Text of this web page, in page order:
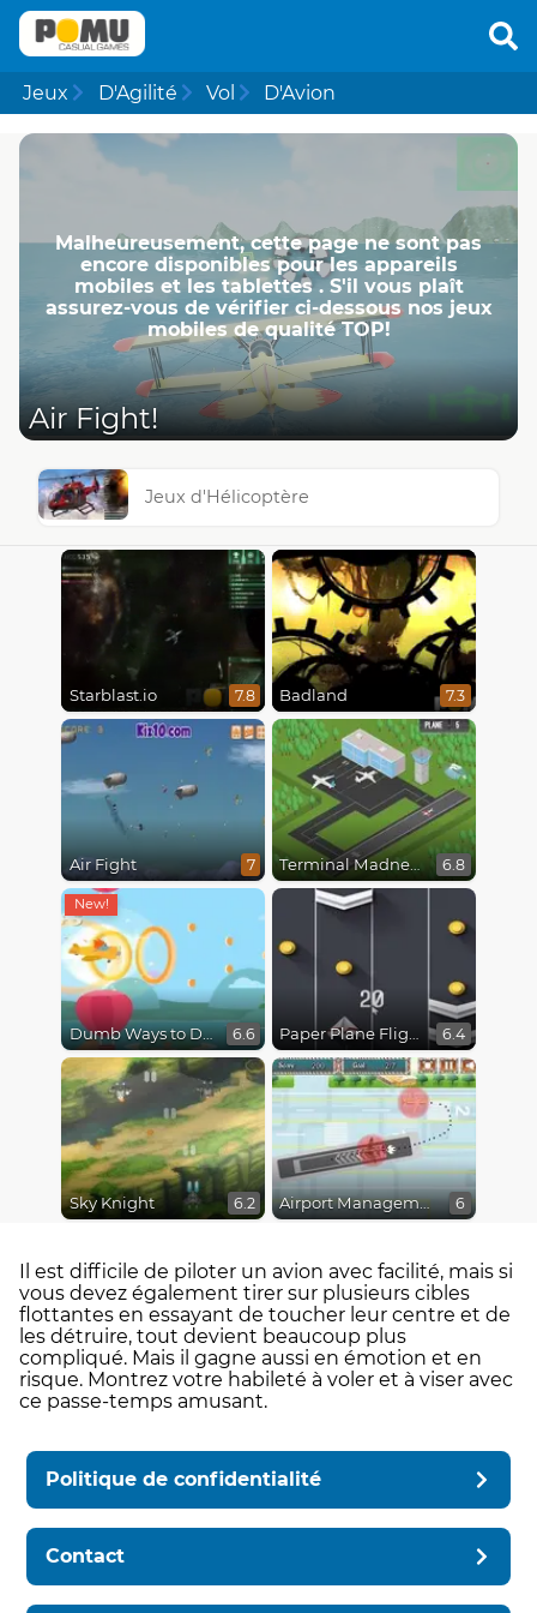
Jeux D'Agilité Vol D'Avion
Malheureusement, cette page ne ​​sont pas
encore disponibles pour les appareils
mobiles et les tablettes . S'il vous plaît
assurez-vous de vérifier ci-dessous nos jeux
mobiles de qualité TOP!
Air Fight!
Jeux d'Hélicoptère
Starblast.io 7.8 Badland 7.3
Air Fight 7 Terminal Madness 6.8
Dumb Ways to Die 3: World Tour 6.6 Paper Plane Flight 6.4
Sky Knight 6.2 Airport Management 2 6
Il est difficile de piloter un avion avec facilité, mais si
vous devez également tirer sur plusieurs cibles
flottantes en essayant de toucher leur centre et de
les détruire, tout devient beaucoup plus
compliqué. Mais il gagne aussi en émotion et en
risque. Montrez votre habileté à voler et à viser avec
ce passe-temps amusant.
Politique de confidentialité
Contact